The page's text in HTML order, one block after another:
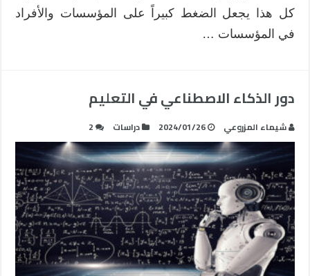
كل هذا يجعل الضغط كبيراً على المؤسسات والأفراد
في المؤسسات …
دور الذكاء الاصطناعي في التعليم
شيماء المزروعي 2024/01/26 دراسات 2